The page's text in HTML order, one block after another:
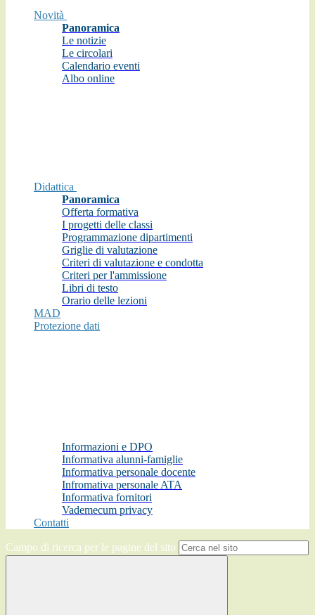
Novità
Panoramica
Le notizie
Le circolari
Calendario eventi
Albo online
Didattica
Panoramica
Offerta formativa
I progetti delle classi
Programmazione dipartimenti
Griglie di valutazione
Criteri di valutazione e condotta
Criteri per l'ammissione
Libri di testo
Orario delle lezioni
MAD
Protezione dati
Informazioni e DPO
Informativa alunni-famiglie
Informativa personale docente
Infromativa personale ATA
Informativa fornitori
Vademecum privacy
Contatti
Campo di ricerca per le pagine del sito